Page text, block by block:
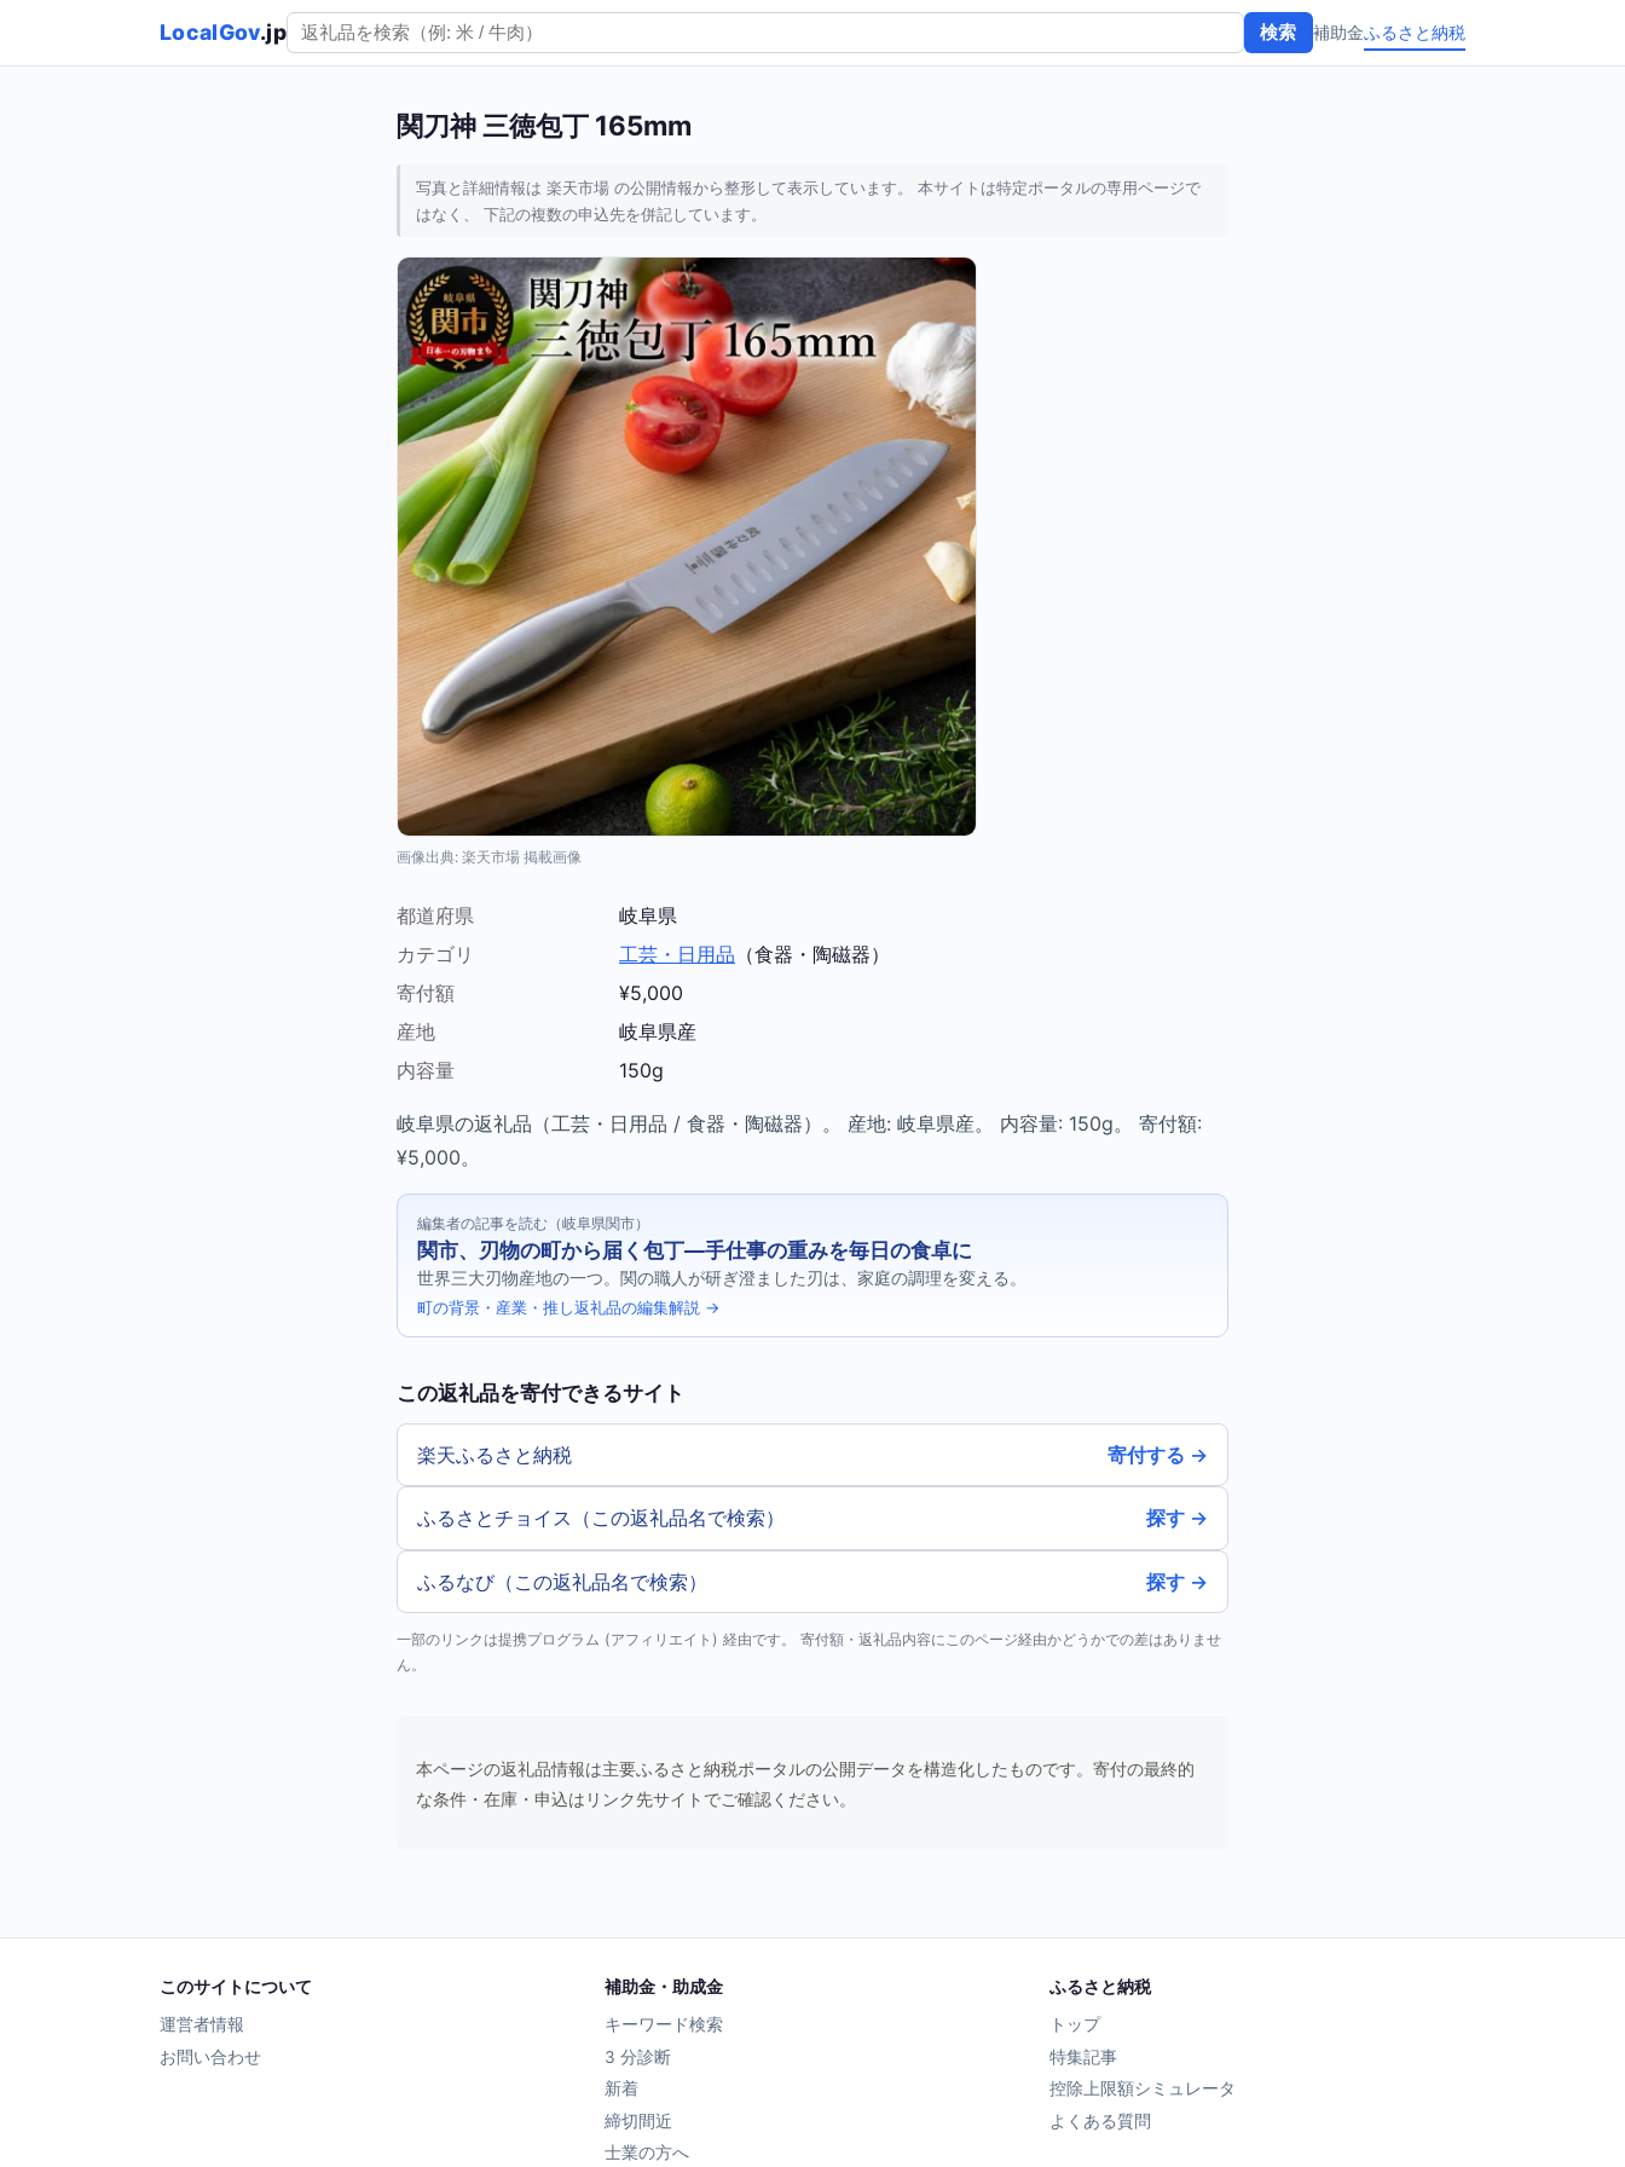
LocalGov.jp 検索 補助金ふるさと納税
関刀神 三徳包丁 165mm
写真と詳細情報は 楽天市場 の公開情報から整形して表示しています。 本サイトは特定ポータルの専用ページで
はなく、 下記の複数の申込先を併記しています。
画像出典: 楽天市場 掲載画像
都道府県
岐阜県
カテゴリ
工芸・日用品 （食器・陶磁器）
寄付額
¥5,000
産地
岐阜県産
内容量
150g
岐阜県の返礼品（工芸・日用品 / 食器・陶磁器）。 産地: 岐阜県産。 内容量: 150g。 寄付額:
¥5,000。
編集者の記事を読む（岐阜県関市）
関市、刃物の町から届く包丁—手仕事の重みを毎日の食卓に
世界三大刃物産地の一つ。関の職人が研ぎ澄ました刃は、家庭の調理を変える。
町の背景・産業・推し返礼品の編集解説 →
この返礼品を寄付できるサイト
楽天ふるさと納税 寄付する →
ふるさとチョイス（この返礼品名で検索） 探す →
ふるなび（この返礼品名で検索） 探す →
一部のリンクは提携プログラム (アフィリエイト) 経由です。 寄付額・返礼品内容にこのページ経由かどうかでの差はありませ
ん。
本ページの返礼品情報は主要ふるさと納税ポータルの公開データを構造化したものです。寄付の最終的
な条件・在庫・申込はリンク先サイトでご確認ください。
このサイトについて
運営者情報
お問い合わせ
補助金・助成金
キーワード検索
3 分診断
新着
締切間近
士業の方へ
ふるさと納税
トップ
特集記事
控除上限額シミュレータ
よくある質問